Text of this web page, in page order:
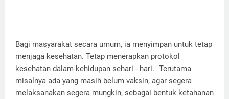
Bagi masyarakat secara umum, ia menyimpan untuk tetap
menjaga kesehatan. Tetap menerapkan protokol
kesehatan dalam kehidupan sehari - hari. "Terutama
misalnya ada yang masih belum vaksin, agar segera
melaksanakan segera mungkin, sebagai bentuk ketahanan